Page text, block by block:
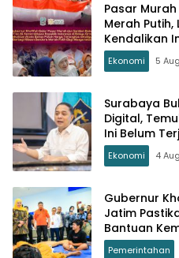
Pasar
Merah
Kendalikan
Tanah Air
Ekonomi 5
Surabaya
Digital,
Ini Belum
Ekonomi 4
Gubernur
Jatim
Bantuan
KMP Mutiara
Pemerintahan